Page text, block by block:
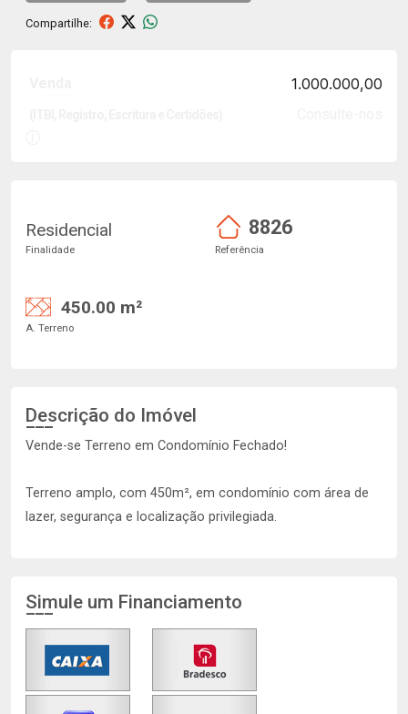
Compartilhe:
1.000.000,00
Residencial
Finalidade
8826
Referência
450.00 m²
A. Terreno
Descrição do Imóvel
Vende-se Terreno em Condomínio Fechado!
Terreno amplo, com 450m², em condomínio com área de
lazer, segurança e localização privilegiada.
Simule um Financiamento